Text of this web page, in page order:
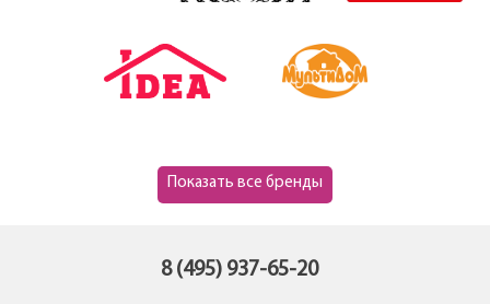
Показать все бренды
8 (495) 937-65-20